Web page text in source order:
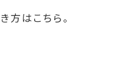
方はこちら。